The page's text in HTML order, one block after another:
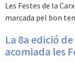
Les Festes de la
marcada pel bon
La 8a edició
acomiada les